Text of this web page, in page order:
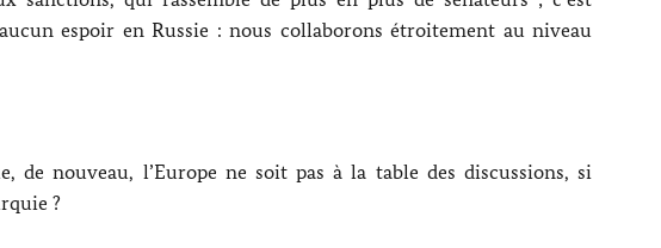
espoir en Russie : nous collaborons étroitement au niveau
nouveau, l’Europe ne soit pas à la table des discussions, si
?